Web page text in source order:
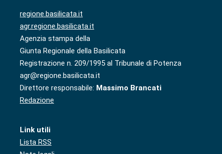
regione.basilicata.it
agr.regione.basilicata.it
Agenzia stampa della
Giunta Regionale della Basilicata
Registrazione n. 209/1995 al Tribunale di Potenza
agr@regione.basilicata.it
Direttore responsabile: Massimo Brancati
Redazione
Link utili
Lista RSS